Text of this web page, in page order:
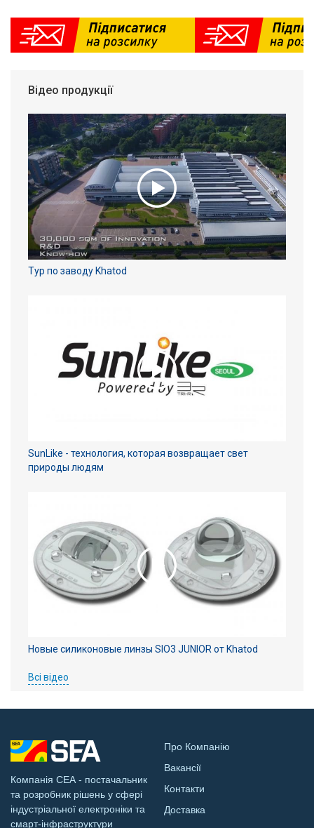
Відео продукції
Тур по заводу Khatod
SunLike - технология, которая возвращает свет
природы людям
Новые силиконовые линзы SIO3 JUNIOR от Khatod
Всі відео
Компанія СЕА - постачальник
та розробник рішень у сфері
індустріальної електроніки та
смарт-інфраструктури
Про Компанію
Вакансії
Контакти
Доставка